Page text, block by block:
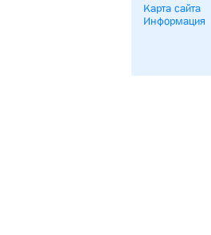
Карта сайта
Информация